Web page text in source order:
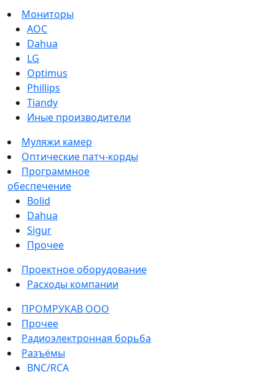
Мониторы
AOC
Dahua
LG
Optimus
Phillips
Tiandy
Иные производители
Муляжи камер
Оптические патч-корды
Программное
обеспечение
Bolid
Dahua
Sigur
Прочее
Проектное оборудование
Расходы компании
ПРОМРУКАВ ООО
Прочее
Радиоэлектронная борьба
Разъёмы
BNC/RCA